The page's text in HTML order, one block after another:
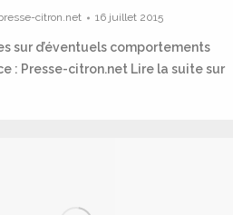
citron.net 16 juillet 2015
sur d’éventuels comportements
: Presse-citron.net Lire la suite sur